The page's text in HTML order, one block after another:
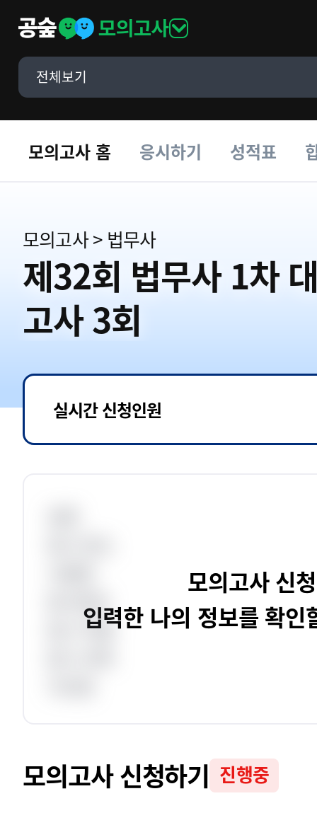
모의고사
전체보기
모의고사 홈 응시하기 성적표
모의고사> 법무사
제32회 법무사 1차
고사 3회
실시간 신청인원
모의고사 신
입력한 나의 정보를 확인
응시번호
응시 직렬
모의고사 신청하기 진행중